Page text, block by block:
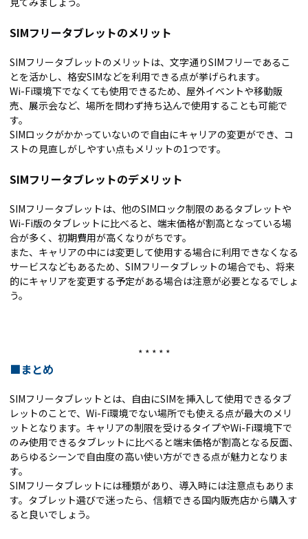
SIMフリータブレットのメリット
SIMフリータブレットのメリットは、文字通りSIMフリーであるこ
とを活かし、格安SIMなどを利用できる点が挙げられます。
Wi-Fi環境下でなくても使用できるため、屋外イベントや移動販
売、展示会など、場所を問わず持ち込んで使用することも可能で
す。
SIMロックがかかっていないので自由にキャリアの変更ができ、コ
ストの見直しがしやすい点もメリットの1つです。
SIMフリータブレットのデメリット
SIMフリータブレットは、他のSIMロック制限のあるタブレットや
Wi-Fi版のタブレットに比べると、端末価格が割高となっている場
合が多く、初期費用が高くなりがちです。
また、キャリアの中には変更して使用する場合に利用できなくなる
サービスなどもあるため、SIMフリータブレットの場合でも、将来
的にキャリアを変更する予定がある場合は注意が必要となるでしょ
う。
* * * * *
■まとめ
SIMフリータブレットとは、自由にSIMを挿入して使用できるタブ
レットのことで、Wi-Fi環境でない場所でも使える点が最大のメリ
ットとなります。キャリアの制限を受けるタイプやWi-Fi環境下で
のみ使用できるタブレットに比べると端末価格が割高となる反面、
あらゆるシーンで自由度の高い使い方ができる点が魅力となりま
す。
SIMフリータブレットには種類があり、導入時には注意点もありま
す。タブレット選びで迷ったら、信頼できる国内販売店から購入す
ると良いでしょう。